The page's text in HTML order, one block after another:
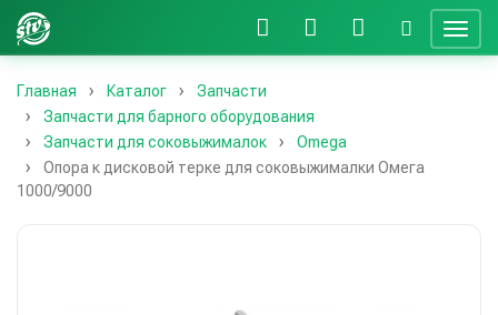
Главная Каталог
Запчасти
Запчасти для барного оборудования
Запчасти для соковыжималок
Omega
Опора к дисковой терке для соковыжималки Омега
1000/9000